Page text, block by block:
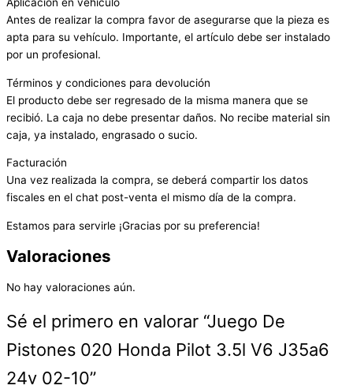
Antes de realizar la compra favor de asegurarse que la pieza es
apta para su vehículo. Importante, el artículo debe ser instalado
por un profesional.
Términos y condiciones para devolución
El producto debe ser regresado de la misma manera que se
recibió. La caja no debe presentar daños. No recibe material sin
caja, ya instalado, engrasado o sucio.
Facturación
Una vez realizada la compra, se deberá compartir los datos
fiscales en el chat post-venta el mismo día de la compra.
Estamos para servirle ¡Gracias por su preferencia!
Valoraciones
No hay valoraciones aún.
Sé el primero en valorar “Juego De
Pistones 020 Honda Pilot 3.5l V6 J35a6
24v 02-10”